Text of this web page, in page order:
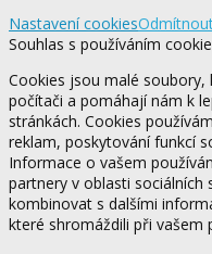
Nastavení cookies
Souhlas s používáním
Cookies jsou malé soubory,
počítači a pomáhají nám k
stránkách. Cookies
reklam, poskytování funkcí
Informace o vašem
partnery v oblasti
kombinovat s dalšími
které shromáždili při vašem